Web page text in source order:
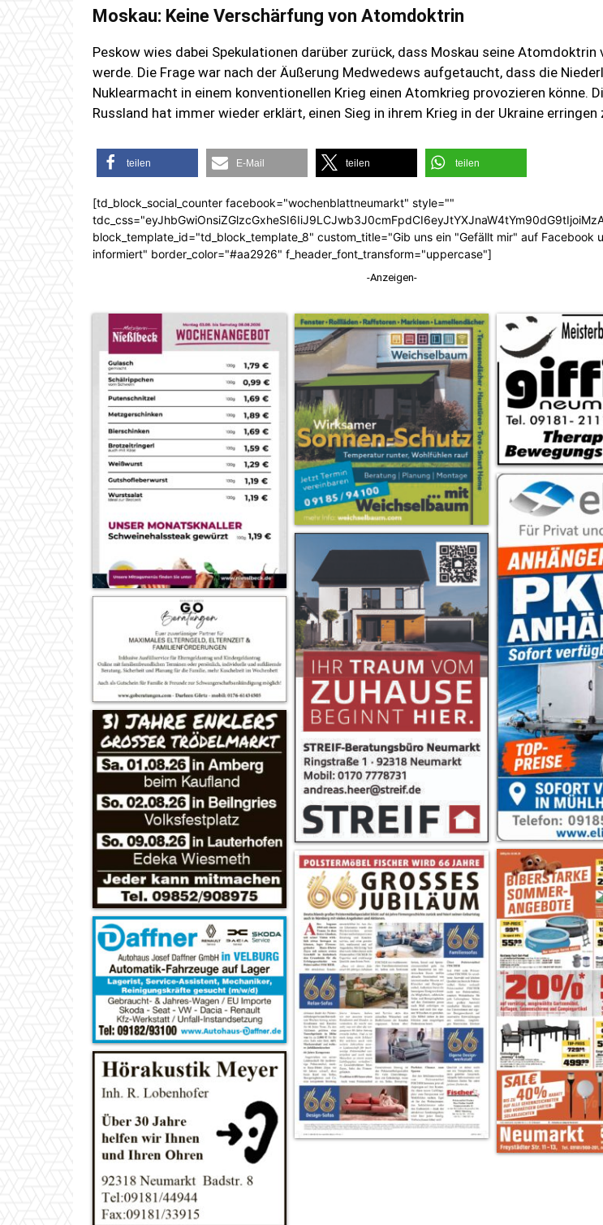
Moskau: Keine Verschärfung von Atomdoktrin
Peskow wies dabei Spekulationen darüber zurück, dass Moskau seine Atomdoktrin
werde. Die Frage war nach der Äußerung Medwedews aufgetaucht, dass die
Nuklearmacht in einem konventionellen Krieg einen Atomkrieg provozieren könne.
Russland hat immer wieder erklärt, einen Sieg in ihrem Krieg in der Ukraine erringen
teilen E-Mail teilen teilen
[td_block_social_counter facebook="wochenblattneumarkt" style=""
block_template_id="td_block_template_8" custom_title="Gib uns ein "Gefällt mir" auf Facebook
informiert" border_color="#aa2926" f_header_font_transform="uppercase"]
-Anzeigen-